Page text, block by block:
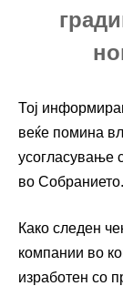
Тој
веќе помина
усогласување
во Собранието.
Како следен
компании во
изработен со